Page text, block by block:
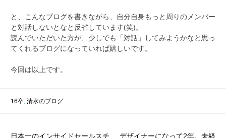
と、こんなブログを書きながら、自分自身もっと周りのメンバー
と対話しないとなと反省しています(笑)。
読んでいただいた方が、少しでも「対話」してみようかなと思っ
てくれるブログになっていれば嬉しいです。
今回は以上です。
16卒, 清水のブログ
日本一のインサイドセールスチ
デザイナーになって2年。未経